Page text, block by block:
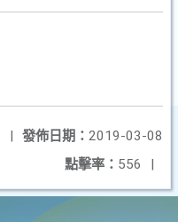
發佈日期： 2019-03-08
|
點擊率： 556 |